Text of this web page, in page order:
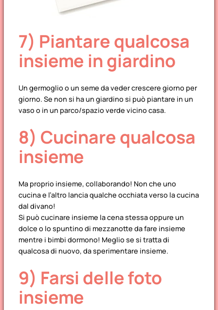
7) Piantare qualcosa
insieme in giardino
Un germoglio o un seme da veder crescere giorno per
giorno. Se non si ha un giardino si può piantare in un
vaso o in un parco/spazio verde vicino casa.
8) Cucinare qualcosa
insieme
Ma proprio insieme, collaborando! Non che uno
cucina e l’altro lancia qualche occhiata verso la cucina
dal divano!
Si può cucinare insieme la cena stessa oppure un
dolce o lo spuntino di mezzanotte da fare insieme
mentre i bimbi dormono! Meglio se si tratta di
qualcosa di nuovo, da sperimentare insieme.
9) Farsi delle foto
insieme